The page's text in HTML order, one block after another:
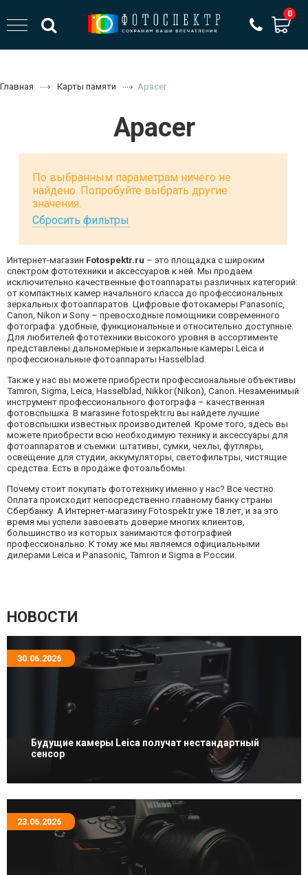
0
Главная Карты памяти Apacer
Apacer
По выбранным параметрам ничего не
найдено. Попробуйте выбрать другие
значения.
Сбросить фильтры
Интернет-магазин Fotospektr.ru – это площадка с широким
спектром фототехники и аксессуаров к ней. Мы продаем
исключительно качественные фотоаппараты различных категорий:
от компактных камер начального класса до профессиональных
зеркальных фотоаппаратов. Цифровые фотокамеры Panasonic,
Canon, Nikon и Sony – превосходные помощники современного
фотографа: удобные, функциональные и относительно доступные.
Для любителей фототехники высокого уровня в ассортименте
представлены дальномерные и зеркальные камеры Leica и
профессиональные фотоаппараты Hasselblad.
Также у нас вы можете приобрести профессиональные объективы
Tamron, Sigma, Leiсa, Hasselblad, Nikkor (Nikon), Canon. Незаменимый
инструмент профессионального фотографа – качественная
фотовспышка. В магазине fotospektr.ru вы найдете лучшие
фотовспышки известных производителей. Кроме того, здесь вы
можете приобрести всю необходимую технику и аксессуары для
фотоаппаратов и съемки: штативы, сумки, чехлы, футляры,
освещение для студии, аккумуляторы, светофильтры, чистящие
средства. Есть в продаже фотоальбомы.
Почему стоит покупать фототехнику именно у нас? Все честно.
Оплата происходит непосредственно главному банку страны
Сбербанку. А Интернет-магазину Fotospektr уже 18 лет, и за это
время мы успели завоевать доверие многих клиентов,
большинство из которых занимаются фотографией
профессионально. К тому же мы являемся официальными
дилерами Leica и Panasonic, Tamron и Sigma в России.
НОВОСТИ
30.06.2026
Будущие камеры Leica получат нестандартный
сенсор
23.06.2026